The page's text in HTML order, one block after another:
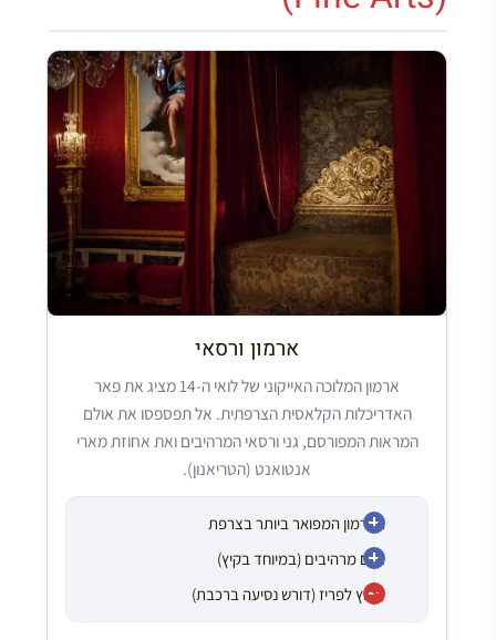
ארמון ורסאי
הארמון המפואר ביותר בצרפת
גנים מרהיבים (במיוחד בקיץ)
מחוץ לפריז (דורש נסיעה ברכבת)
ארמון המלוכה האייקוני של לואי ה-14 מציג את פאר
האדריכלות הקלאסית הצרפתית. אל תפספסו את אולם
המראות המפורסם, גני ורסאי המרהיבים ואת אחוזת מארי
אנטואנט (הטריאנון).